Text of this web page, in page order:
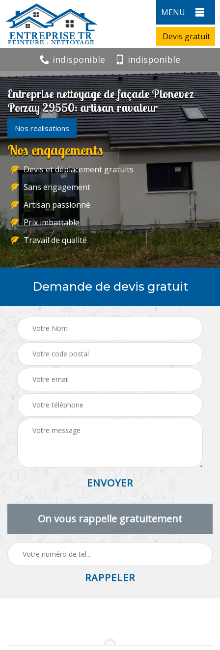
MENU
Devis gratuit
indisponible indisponible
Entreprise nettoyage de façade Plonevez
Porzay 29550: artisan ravaleur
Nos realisations
Nos engagements
Devis et déplacement gratuits
Sans engagement
Artisan passionné
Prix imbattable
Travail de qualité
Demande de devis gratuit
On vous rappelle gratuitement